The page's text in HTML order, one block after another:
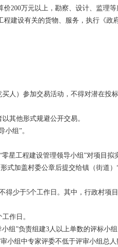
200万元以上，勘察、设计、监理
建设有关的货物、服务，执行《政
人）参加交易活动，不得对潜在投
其他形式规避公开交易。
组”。
星工程建设管理领导小组”对项目拟
式加盖村委公章后提交给镇（街道）
得少于5个工作日。其中，行政村项
作日。
组”负责组建3人以上单数的评标小
小组中专家评委不低于评审小组总人